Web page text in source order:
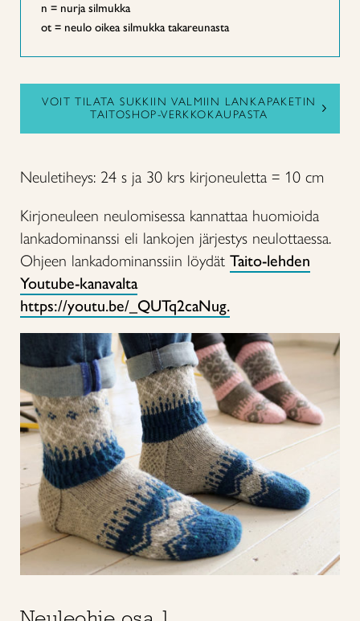
n = nurja silmukka
ot = neulo oikea silmukka takareunasta
VOIT TILATA SUKKIIN VALMIIN LANKAPAKETIN
TAITOSHOP-VERKKOKAUPASTA
Neuletiheys: 24 s ja 30 krs kirjoneuletta = 10 cm
Kirjoneuleen neulomisessa kannattaa huomioida
lankadominanssi eli lankojen järjestys neulottaessa.
Ohjeen lankadominanssiin löydät Taito-lehden
Youtube-kanavalta
https://youtu.be/_QUTq2caNug.